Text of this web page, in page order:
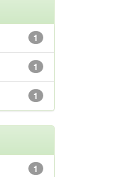
1
1
1
1